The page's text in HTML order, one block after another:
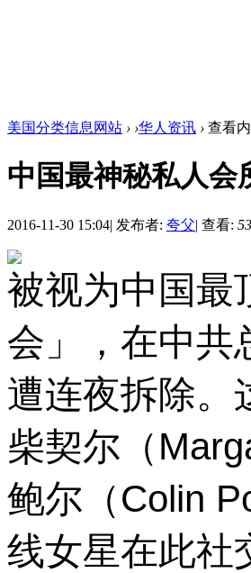
美国分类信息网站 › ›华人资讯 › 查看
中国最神秘私人会
2016-11-30 15:04| 发布者: 夸父| 查看:
被视为中国最
会」，在中共
遭连夜拆除。
柴契尔（
鲍尔（Colin
线女星在此社